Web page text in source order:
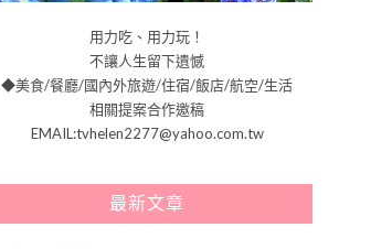
用力吃、用力玩！
不讓人生留下遺憾
◆美食/餐廳/國內外旅遊/住宿/飯店/航空/生活
相關提案合作邀稿
EMAIL:tvhelen2277@yahoo.com.tw
最新文章